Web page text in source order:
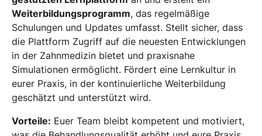
Weiterbildungsprogramm, das regelmäßige
Schulungen und Updates umfasst. Stellt sicher, dass
die Plattform Zugriff auf die neuesten Entwicklungen
in der Zahnmedizin bietet und praxisnahe
Simulationen ermöglicht. Fördert eine Lernkultur in
eurer Praxis, in der kontinuierliche Weiterbildung
geschätzt und unterstützt wird.
Vorteile: Euer Team bleibt kompetent und motiviert,